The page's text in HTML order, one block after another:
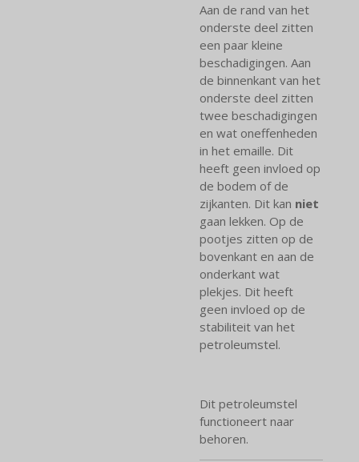
Aan de rand van het
onderste deel zitten
een paar kleine
beschadigingen. Aan
de binnenkant van het
onderste deel zitten
twee beschadigingen
en wat oneffenheden
in het emaille. Dit
heeft geen invloed op
de bodem of de
zijkanten. Dit kan niet
gaan lekken. Op de
pootjes zitten op de
bovenkant en aan de
onderkant wat
plekjes. Dit heeft
geen invloed op de
stabiliteit van het
petroleumstel.
Dit petroleumstel
functioneert naar
behoren.